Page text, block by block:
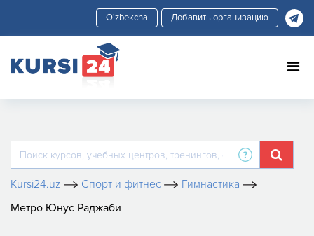
Добавить организацию
Kursi24.uz Спорт и фитнес
Гимнастика
Метро Юнус Раджаби